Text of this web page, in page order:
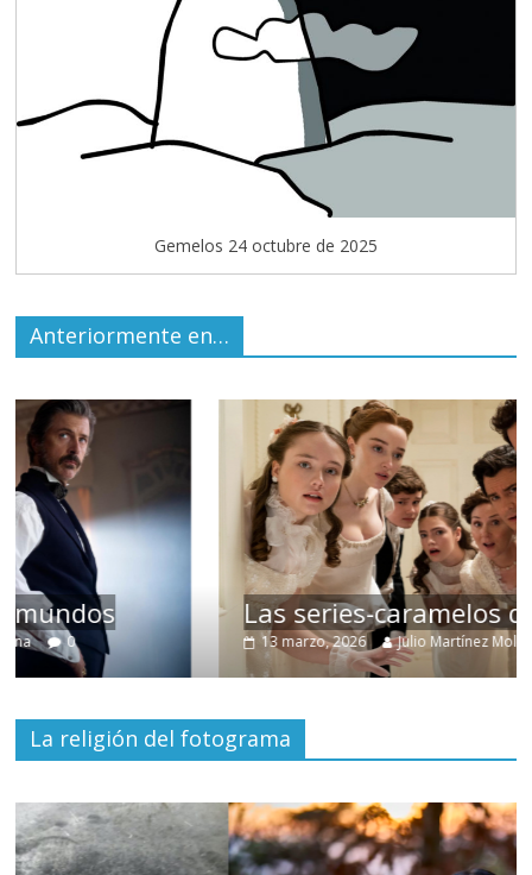
Gemelos 24 octubre de 2025
Anteriormente en…
Las series-caramelos de Shondaland
13 marzo, 2026 Julio Martínez Molina 0
La religión del fotograma